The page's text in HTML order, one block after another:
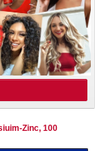
Zinc, 100